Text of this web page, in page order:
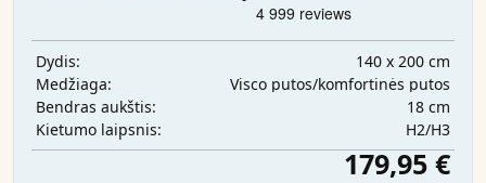
Dydis:
140 x 200 cm
Medžiaga:
Visco putos/komfortinės putos
Bendras aukštis:
18 cm
Kietumo laipsnis:
H2/H3
179,95 €